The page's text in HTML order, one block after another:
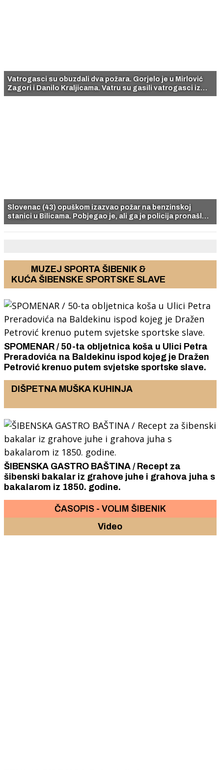
Vatrogasci su obuzdali dva požara. Gorjelo je u Mirlović
Zagori i Danilo Kraljicama. Vatru su gasili vatrogasci iz
Šibenika, Drniša i Perkovića, a pomagali su i vatrogasni
Slovenac (43) opuškom izazvao požar na benzinskoj
stanici u Bilicama. Pobjegao je, ali ga je policija pronašla i
uhitila.
MUZEJ SPORTA ŠIBENIK &
KUĆA ŠIBENSKE SPORTSKE SLAVE
SPOMENAR / 50-ta obljetnica koša u Ulici Petra
Preradovića na Baldekinu ispod kojeg je Dražen
Petrović krenuo putem svjetske sportske slave.
DIŠPETNA MUŠKA KUHINJA
ŠIBENSKA GASTRO BAŠTINA / Recept za
šibenski bakalar iz grahove juhe i grahova juha s
bakalarom iz 1850. godine.
ČASOPIS - VOLIM ŠIBENIK
Video